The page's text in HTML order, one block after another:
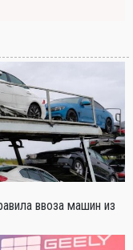
ввоза машин из